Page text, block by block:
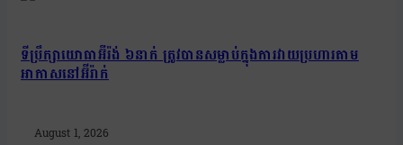
ទីប្រឹក្សាយោធាអ៊ីរ៉ង់ ៦នាក់ ត្រូវបានសម្លាប់ក្នុងការវាយប្រហារតាម
អាកាសនៅអ៊ីរ៉ាក់
August 1, 2026